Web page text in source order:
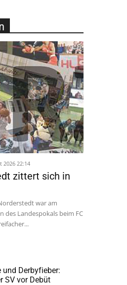
2026 22:14
zittert sich in
war am
des Landespokals beim FC
und Derbyfieber:
SV vor Debüt